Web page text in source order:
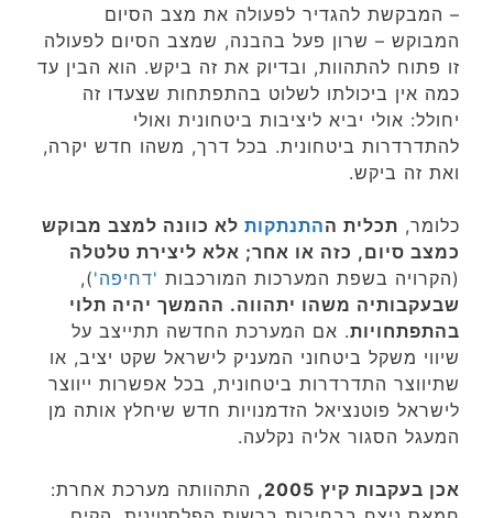
– המבקשת להגדיר לפעולה את מצב הסיום
המבוקש – שרון פעל בהבנה, שמצב הסיום לפעולה
זו פתוח להתהוות, ובדיוק את זה ביקש. הוא הבין עד
כמה אין ביכולתו לשלוט בהתפתחות שצעדו זה
יחולל: אולי יביא ליציבות ביטחונית ואולי
להתדרדרות ביטחונית. בכל דרך, משהו חדש יקרה,
ואת זה ביקש.
כלומר, תכלית ההתנתקות לא כוונה למצב מבוקש
כמצב סיום, כזה או אחר; אלא ליצירת טלטלה
(הקרויה בשפת המערכות המורכבות 'דחיפה'),
שבעקבותיה משהו יתהווה. ההמשך יהיה תלוי
בהתפתחויות. אם המערכת החדשה תתייצב על
שיווי משקל ביטחוני המעניק לישראל שקט יציב, או
שתיווצר התדרדרות ביטחונית, בכל אפשרות ייווצר
לישראל פוטנציאל הזדמנויות חדש שיחלץ אותה מן
המעגל הסגור אליה נקלעה.
אכן בעקבות קיץ 2005,
התהוותה מערכת אחרת: